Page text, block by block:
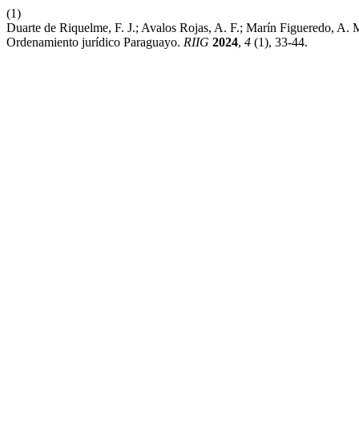
(1)
Duarte de Riquelme, F. J.; Avalos Rojas, A. F.; Marín Figueredo,
Ordenamiento jurídico Paraguayo. RIIG 2024, 4 (1), 33-44.